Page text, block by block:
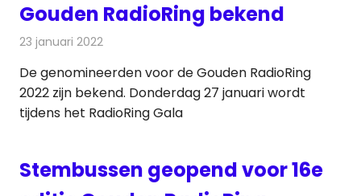
Gouden RadioRing bekend
23 januari 2022
De genomineerden voor de Gouden RadioRing
2022 zijn bekend. Donderdag 27 januari wordt
tijdens het RadioRing Gala
Stembussen geopend voor 16e